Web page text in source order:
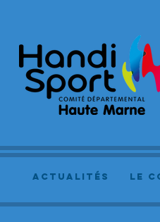
actualités le